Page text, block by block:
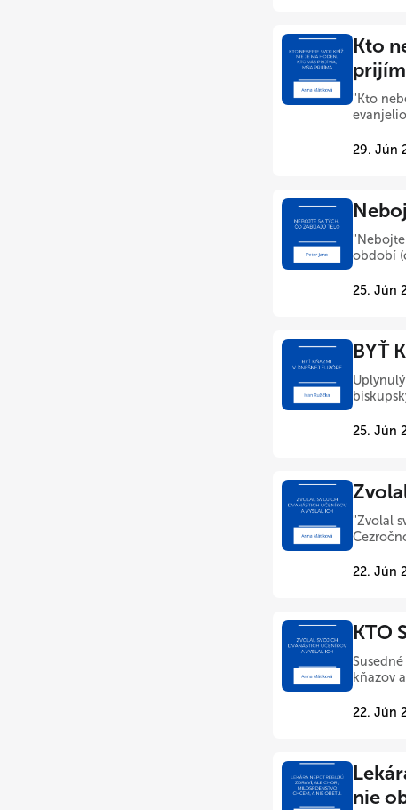
Kto
"Kto
29. Jún
období
25. Jún
BYŤ
25. Jún
"Zvolal
22. Jún
KTO
kňazov
22. Jún
nie